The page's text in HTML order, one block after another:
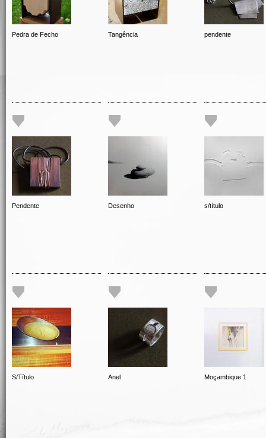
Pedra de Fecho Tangência pendente
Pendente Desenho s/título
S/Título Anel Moçambique 1